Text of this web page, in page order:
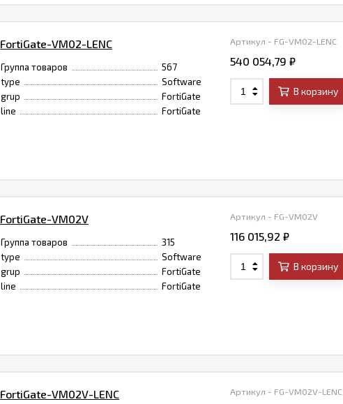
FortiGate-VM02-LENC
Группа товаров
567
type
Software
grup
FortiGate
line
FortiGate
Артикул - FG-VM02-LENC
540 054,79 ₽
В корзину
FortiGate-VM02V
Группа товаров
315
type
Software
grup
FortiGate
line
FortiGate
Артикул - FG-VM02V
116 015,92 ₽
В корзину
FortiGate-VM02V-LENC Артикул - FG-VM02V-LENC